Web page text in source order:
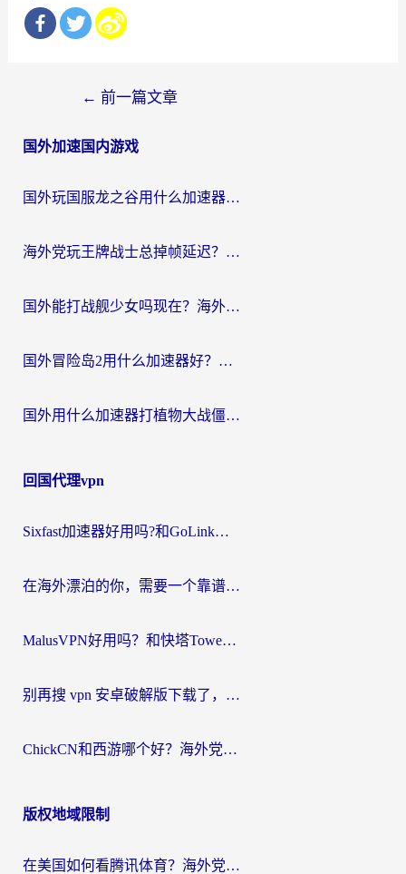
导
← 前一篇文章
国外加速国内游戏
国外玩国服龙之谷用什么加速器最好？一份给海外游子的终极指南
海外党玩王牌战士总掉帧延迟？这份王牌战士延迟加速器终极指南救你命
国外能打战舰少女吗现在？海外玩家的国服游戏加速终极指南
国外冒险岛2用什么加速器好？海外党国服游戏畅玩全攻略（附鸣潮哈利波特加速技巧）
国外用什么加速器打植物大战僵尸好？海外党国服游戏加速终极指南
回国代理vpn
Sixfast加速器好用吗?和GoLink加速器对比哪个回国效果更好?海外党亲测实用指南
在海外漂泊的你，需要一个靠谱的“回国机场”
MalusVPN好用吗？和快塔TowerFastVPN对比哪个回国效果更好？海外党亲测实用指南
别再搜 vpn 安卓破解版下载了，海外党回国上网的正确姿势在这里
ChickCN和西游哪个好？海外党2026亲测回国加速器选择指南（附expressvpn中国对比）
版权地域限制
在美国如何看腾讯体育？海外党解锁NBA欧洲杯直播的终极攻略